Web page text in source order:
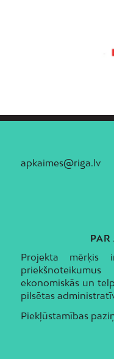
apkaimes@riga.lv
PAR
Projekta mērķis
ekonomiskās un
pilsētas
Piekļūstamības